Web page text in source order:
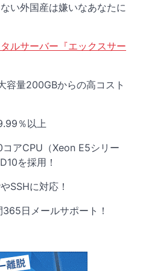
い外国産は嫌いなあなたに
ルサーバー『エックスサー
容量200GBからの高コスト
％以上
コアCPU（Xeon E5シリー
を採用！
SSHに対応！
日メールサポート！